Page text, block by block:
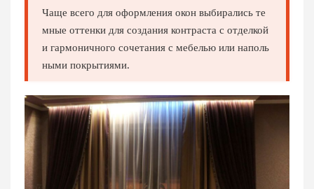
Чаще всего для оформления окон выбирались те
мные оттенки для создания контраста с отделкой
и гармоничного сочетания с мебелью или наполь
ными покрытиями.